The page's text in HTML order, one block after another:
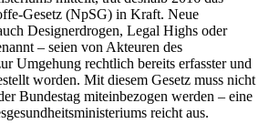
Gesetz (NpSG) in Kraft. Neue
Designerdrogen, Legal Highs oder
– seien von Akteuren des
Umgehung rechtlich bereits erfasster und
worden. Mit diesem Gesetz muss nicht
Bundestag miteinbezogen werden – eine
reicht aus.